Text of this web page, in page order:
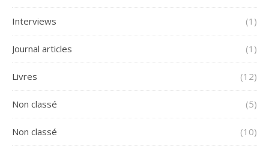
Interviews (1)
Journal articles (1)
Livres (12)
Non classé (5)
Non classé (10)